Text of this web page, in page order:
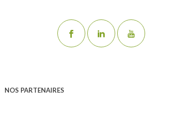
NOS PARTENAIRES